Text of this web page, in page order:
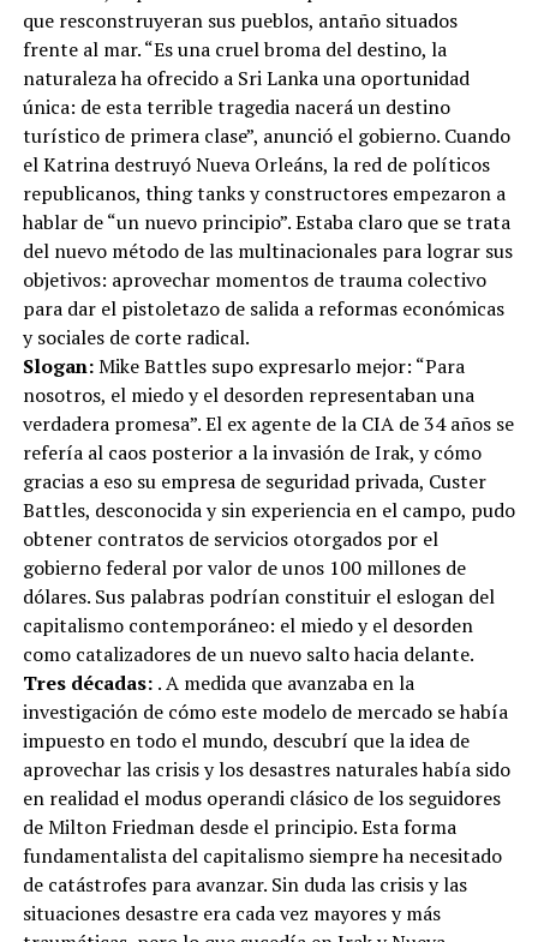
que resconstruyeran sus pueblos, antaño situados
frente al mar. “Es una cruel broma del destino, la
naturaleza ha ofrecido a Sri Lanka una oportunidad
única: de esta terrible tragedia nacerá un destino
turístico de primera clase”, anunció el gobierno. Cuando
el Katrina destruyó Nueva Orleáns, la red de políticos
republicanos, thing tanks y constructores empezaron a
hablar de “un nuevo principio”. Estaba claro que se trata
del nuevo método de las multinacionales para lograr sus
objetivos: aprovechar momentos de trauma colectivo
para dar el pistoletazo de salida a reformas económicas
y sociales de corte radical.
Slogan:Mike Battles supo expresarlo mejor: “Para
nosotros, el miedo y el desorden representaban una
verdadera promesa”. El ex agente de la CIA de 34 años se
refería al caos posterior a la invasión de Irak, y cómo
gracias a eso su empresa de seguridad privada, Custer
Battles, desconocida y sin experiencia en el campo, pudo
obtener contratos de servicios otorgados por el
gobierno federal por valor de unos 100 millones de
dólares. Sus palabras podrían constituir el eslogan del
capitalismo contemporáneo: el miedo y el desorden
como catalizadores de un nuevo salto hacia delante.
Tres décadas: . A medida que avanzaba en la
investigación de cómo este modelo de mercado se había
impuesto en todo el mundo, descubrí que la idea de
aprovechar las crisis y los desastres naturales había sido
en realidad el modus operandi clásico de los seguidores
de Milton Friedman desde el principio. Esta forma
fundamentalista del capitalismo siempre ha necesitado
de catástrofes para avanzar. Sin duda las crisis y las
situaciones desastre era cada vez mayores y más